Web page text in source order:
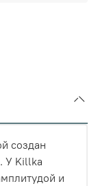
создан
У Killka
и